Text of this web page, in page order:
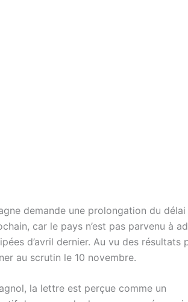
demande une prolongation du
car le pays n’est pas parvenu à
d’avril dernier. Au vu des résultats
au scrutin le 10 novembre.
la lettre est perçue comme un